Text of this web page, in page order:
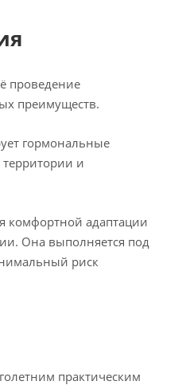
проведение
преимуществ.
гормональные
и
комфортной адаптации
Она выполняется под
риск
практическим